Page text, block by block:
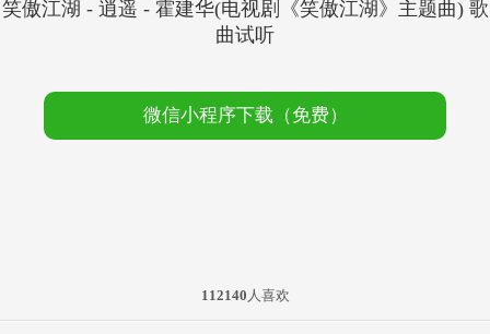
笑傲江湖 - 逍遥 - 霍建华(电视剧《笑傲江湖》主题曲) 歌
曲试听
微信小程序下载（免费）
112140 人喜欢